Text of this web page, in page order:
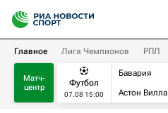
Главное Лига Чемпионов РПЛ
Матч-
центр
Футбол
07.08 15:00
Бавария
Астон Вилла